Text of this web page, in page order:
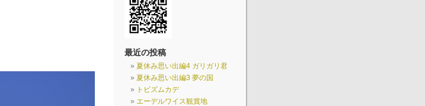
最近の投稿
夏休み思い出編4 ガリガリ君
夏休み思い出編3 夢の国
トビズムカデ
エーデルワイス観賞地